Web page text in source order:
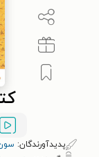
پدیدآورندگان: